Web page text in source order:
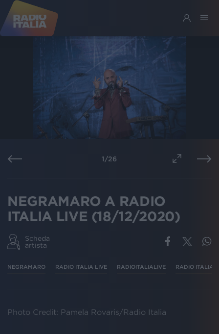
1/26
NEGRAMARO A RADIO
ITALIA LIVE (18/12/2020)
Scheda
artista
NEGRAMARO RADIO ITALIA LIVE RADIOITALIALIVE RADIO ITALIA
Photo Credit: Pamela Rovaris/Radio Italia